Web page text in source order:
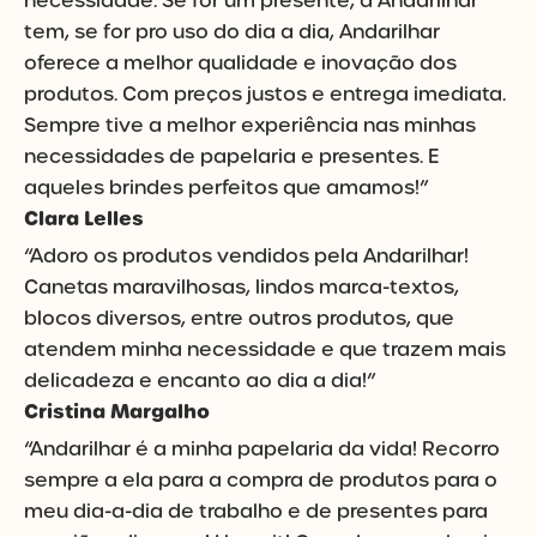
tem, se for pro uso do dia a dia, Andarilhar
oferece a melhor qualidade e inovação dos
produtos. Com preços justos e entrega imediata.
Sempre tive a melhor experiência nas minhas
necessidades de papelaria e presentes. E
aqueles brindes perfeitos que amamos!”
Clara Lelles
“Adoro os produtos vendidos pela Andarilhar!
Canetas maravilhosas, lindos marca-textos,
blocos diversos, entre outros produtos, que
atendem minha necessidade e que trazem mais
delicadeza e encanto ao dia a dia!”
Cristina Margalho
“Andarilhar é a minha papelaria da vida! Recorro
sempre a ela para a compra de produtos para o
meu dia-a-dia de trabalho e de presentes para